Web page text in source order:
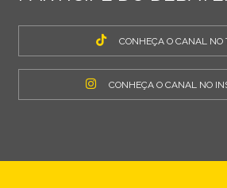
CONHEÇA O CANAL NO
CONHEÇA O CANAL NO